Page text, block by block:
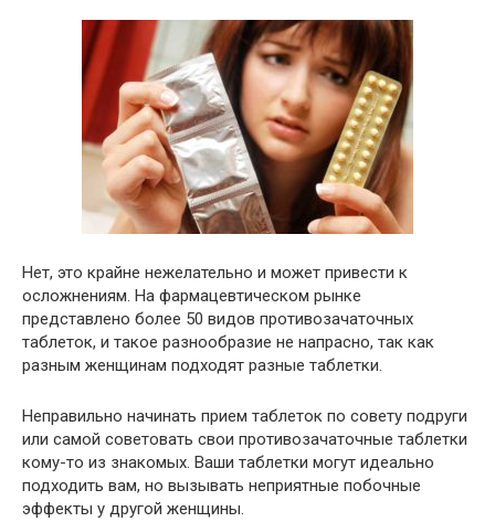
Нет, это крайне нежелательно и может привести к
осложнениям. На фармацевтическом рынке
представлено более 50 видов противозачаточных
таблеток, и такое разнообразие не напрасно, так как
разным женщинам подходят разные таблетки.
Неправильно начинать прием таблеток по совету подруги
или самой советовать свои противозачаточные таблетки
кому-то из знакомых. Ваши таблетки могут идеально
подходить вам, но вызывать неприятные побочные
эффекты у другой женщины.